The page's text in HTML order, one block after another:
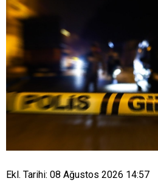
Ekl. Tarihi: 08 Ağustos 2026 14:57